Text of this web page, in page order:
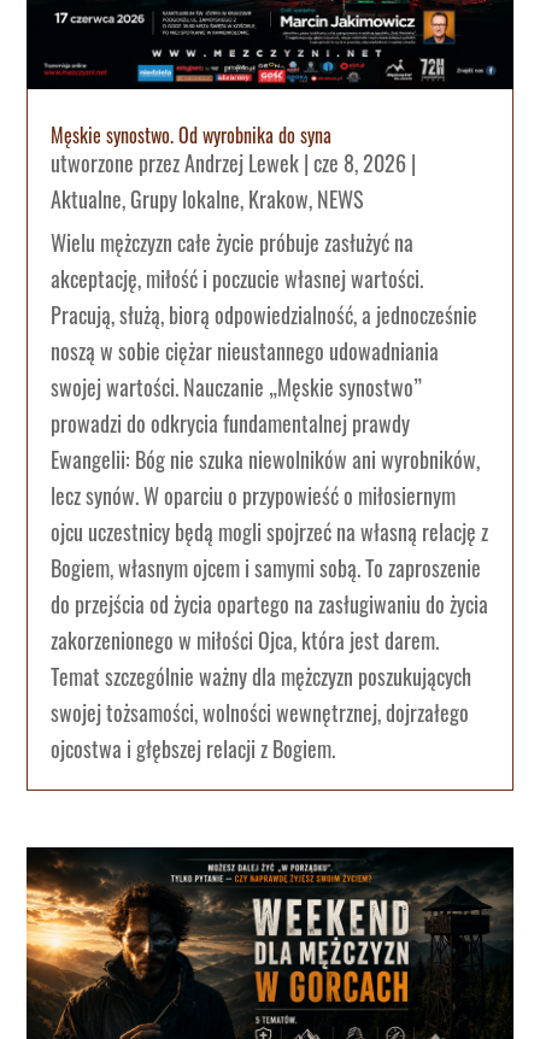
Męskie synostwo. Od wyrobnika do syna
utworzone przezAndrzej Lewek|cze 8, 2026|
Aktualne,Grupy lokalne,Krakow,NEWS
Wielu mężczyzn całe życie próbuje zasłużyć na
akceptację, miłość i poczucie własnej wartości.
Pracują, służą, biorą odpowiedzialność, a jednocześnie
noszą w sobie ciężar nieustannego udowadniania
swojej wartości. Nauczanie „Męskie synostwo”
prowadzi do odkrycia fundamentalnej prawdy
Ewangelii: Bóg nie szuka niewolników ani wyrobników,
lecz synów. W oparciu o przypowieść o miłosiernym
ojcu uczestnicy będą mogli spojrzeć na własną relację z
Bogiem, własnym ojcem i samymi sobą. To zaproszenie
do przejścia od życia opartego na zasługiwaniu do życia
zakorzenionego w miłości Ojca, która jest darem.
Temat szczególnie ważny dla mężczyzn poszukujących
swojej tożsamości, wolności wewnętrznej, dojrzałego
ojcostwa i głębszej relacji z Bogiem.